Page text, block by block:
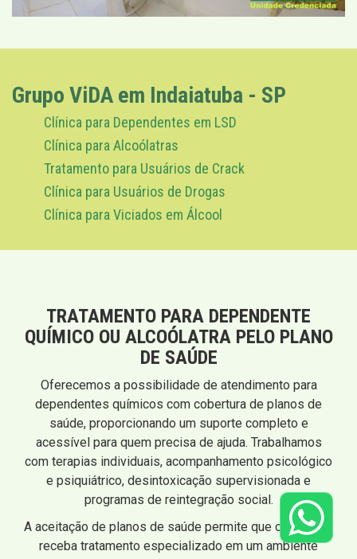
Grupo ViDA em Indaiatuba - SP
Clínica para Dependentes em LSD
Clínica para Alcoólatras
Tratamento para Usuários de Crack
Clínica para Usuários de Drogas
Clínica para Viciados em Álcool
TRATAMENTO PARA DEPENDENTE
QUÍMICO OU ALCOÓLATRA PELO PLANO
DE SAÚDE
Oferecemos a possibilidade de atendimento para
dependentes químicos com cobertura de planos de
saúde, proporcionando um suporte completo e
acessível para quem precisa de ajuda. Trabalhamos
com terapias individuais, acompanhamento psicológico
e psiquiátrico, desintoxicação supervisionada e
programas de reintegração social.
A aceitação de planos de saúde permite que o paciente
receba tratamento especializado em um ambiente